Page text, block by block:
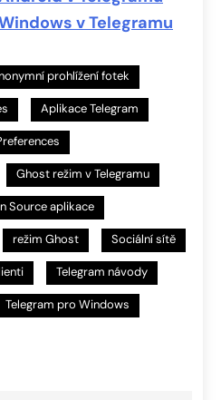
v Telegramu
prohlížení fotek
Aplikace Telegram
Ghost režim v Telegramu
Source aplikace
režim Ghost Sociální sítě
Telegram návody
Telegram pro Windows